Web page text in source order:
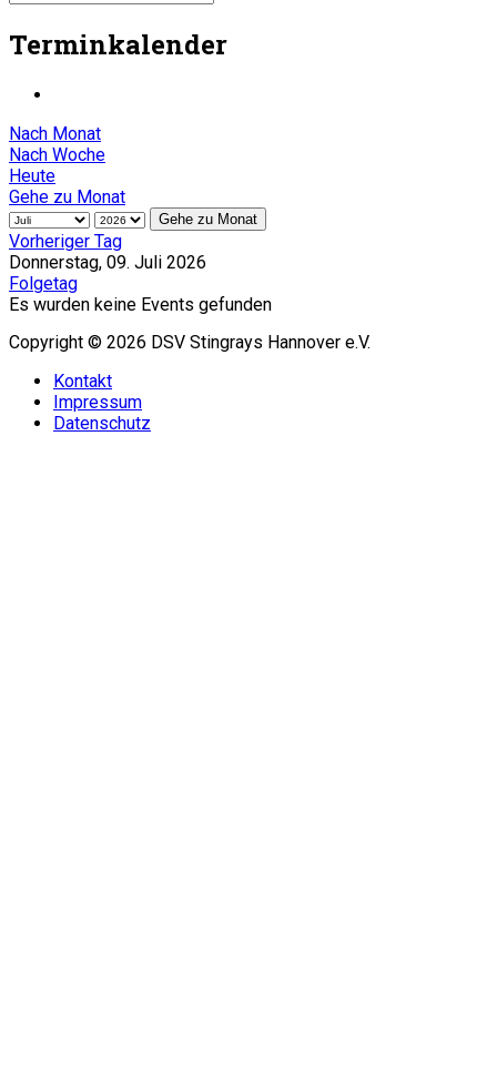
Terminkalender
Nach Monat
Nach Woche
Heute
Gehe zu Monat
Gehe zu Monat
Vorheriger Tag
Donnerstag, 09. Juli 2026
Folgetag
Es wurden keine Events gefunden
Copyright © 2026 DSV Stingrays Hannover e.V.
Kontakt
Impressum
Datenschutz